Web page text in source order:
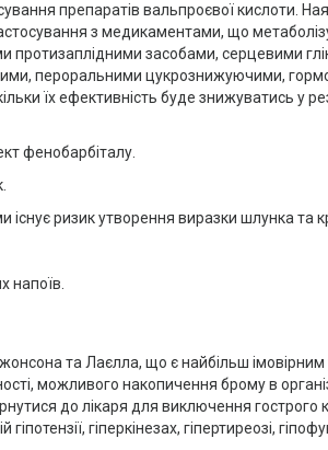
препаратів вальпроєвої кислоти.
з медикаментами, що
протизаплідними засобами, серцевими
пероральними цукрознижуючими,
їх ефективність буде знижуватись у
фенобарбіталу.
ризик утворення виразки шлунка та
напоїв.
та Лаєлла, що є найбільш імовірним
можливого накопичення брому в
до лікаря для виключення гострого
гіперкінезах, гіпертиреозі,